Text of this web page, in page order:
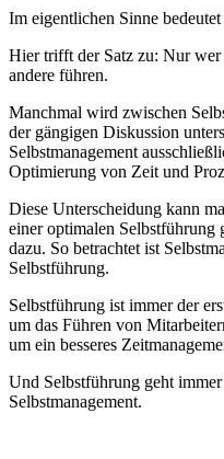
Im eigentlichen Sinne
Hier trifft der Satz zu: Nur wer
andere führen.
Manchmal wird zwischen
der gängigen Diskussion
Selbstmanagement
Optimierung von Zeit und
Diese Unterscheidung kann
einer optimalen Selbstführung
dazu. So betrachtet ist
Selbstführung.
Selbstführung ist immer der
um das Führen von
um ein besseres
Und Selbstführung geht
Selbstmanagement.